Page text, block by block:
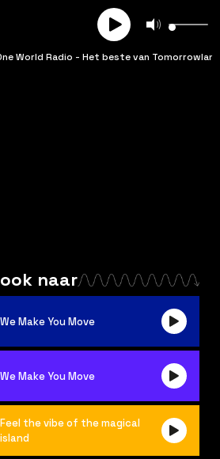
World Radio - Het beste van Tomorrowland
naar
We Make You Move
We Make You Move
Feel the vibe of the magical
island
OPSLAAN